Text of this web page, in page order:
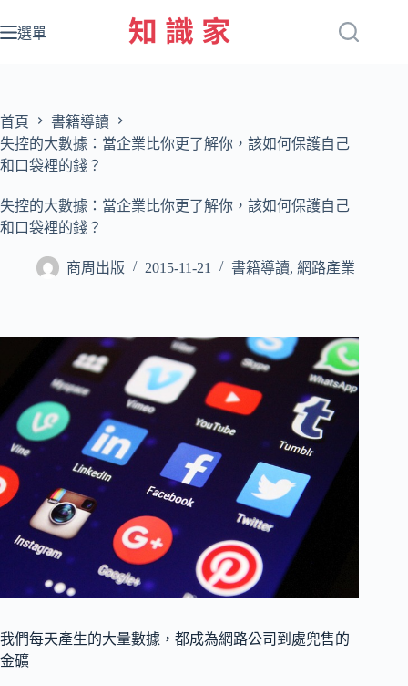
至
容
選單
首頁
書籍導讀
失控的大數據：當企業比你更了解你，該如何保護自己
和口袋裡的錢？
失控的大數據：當企業比你更了解你，該如何保護自己
和口袋裡的錢？
商周出版 2015-11-21 書籍導讀, 網路產業
我們每天產生的大量數據，都成為網路公司到處兜售的
金礦